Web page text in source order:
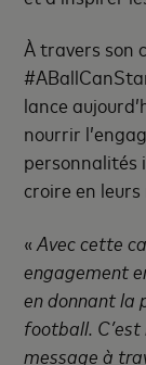
À travers son
lance
nourrir
personnalités
croire en leurs
«Avec cette
engagement
en donnant la
football.
message à